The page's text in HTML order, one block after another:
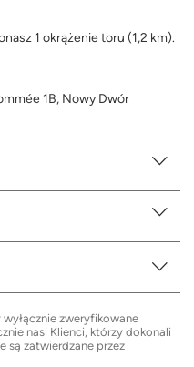
1 okrążenie toru (1,2 km).
1B, Nowy Dwór
zweryfikowane
nasi Klienci, którzy dokonali
są zatwierdzane przez